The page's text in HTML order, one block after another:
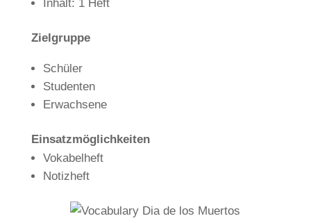
Inhalt: 1 Heft
Zielgruppe
Schüler
Studenten
Erwachsene
Einsatzmöglichkeiten
Vokabelheft
Notizheft